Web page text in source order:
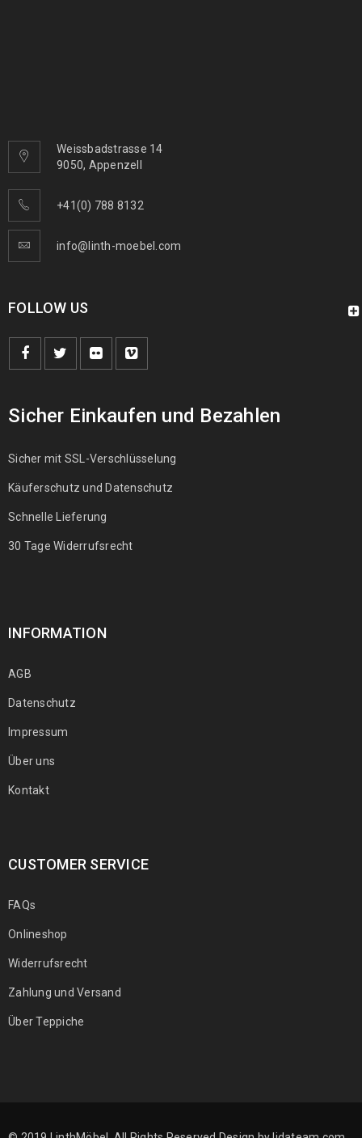
Weissbadstrasse 14
9050, Appenzell
+41(0) 788 8132
info@linth-moebel.com
FOLLOW US
Sicher Einkaufen und Bezahlen
Sicher mit SSL-Verschlüsselung
Käuferschutz und Datenschutz
Schnelle Lieferung
30 Tage Widerrufsrecht
INFORMATION
AGB
Datenschutz
Impressum
Über uns
Kontakt
CUSTOMER SERVICE
FAQs
Onlineshop
Widerrufsrecht
Zahlung und Versand
Über Teppiche